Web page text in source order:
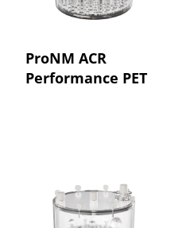
ProNM ACR
Performance PET